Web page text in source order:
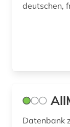
deutschen,
Datenbank